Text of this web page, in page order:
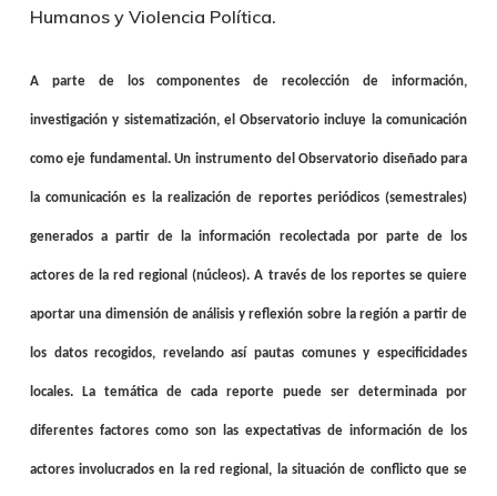
Humanos y Violencia Política.
A parte de los componentes de recolección de información,
investigación y sistematización, el Observatorio incluye la comunicación
como eje fundamental. Un instrumento del Observatorio diseñado para
la comunicación es la realización de reportes periódicos (semestrales)
generados a partir de la información recolectada por parte de los
actores de la red regional (núcleos). A través de los reportes se quiere
aportar una dimensión de análisis y reflexión sobre la región a partir de
los datos recogidos, revelando así pautas comunes y especificidades
locales. La temática de cada reporte puede ser determinada por
diferentes factores como son las expectativas de información de los
actores involucrados en la red regional, la situación de conflicto que se